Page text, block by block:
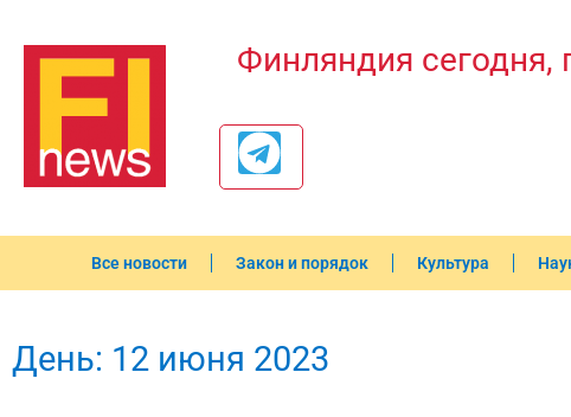
Финляндия сегодня,
Все новости Закон и порядок Культура
День: 12 июня 2023